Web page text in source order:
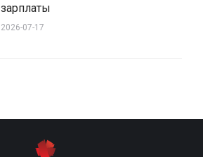
зарплаты
2026-07-17